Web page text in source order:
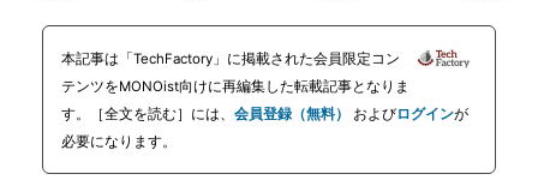
本記事は「TechFactory」に掲載された会員限定コン
テンツをMONOist向けに再編集した転載記事となりま
す。［全文を読む］には、 会員登録（無料） およびログインが
必要になります。